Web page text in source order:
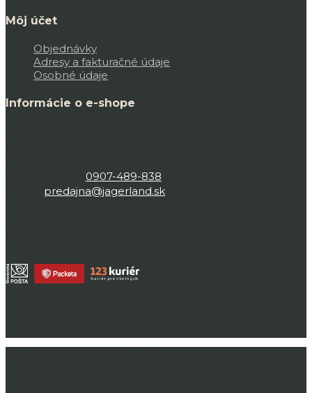
Môj účet
Objednávky
Adresy a fakturačné údaje
Osobné údaje
Informácie o e-shope
0907-489-838
predajna@jagerland.sk